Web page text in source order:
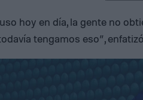
hoy en día, la gente no
tengamos eso”,